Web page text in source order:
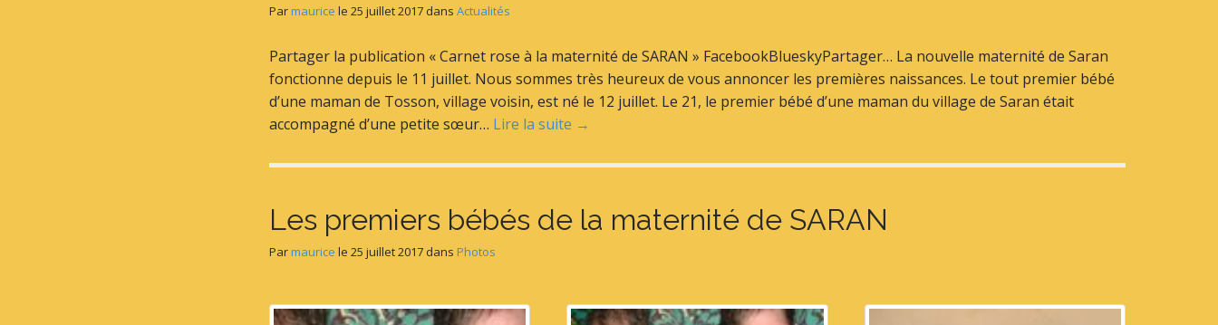
Parmaurice le25 juillet 2017 dansActualités
Partager la publication « Carnet rose à la maternité de SARAN » FacebookBlueskyPartager… La nouvelle maternité de Saran
fonctionne depuis le 11 juillet. Nous sommes très heureux de vous annoncer les premières naissances. Le tout premier bébé
d’une maman de Tosson, village voisin, est né le 12 juillet. Le 21, le premier bébé d’une maman du village de Saran était
accompagné d’une petite sœur… Lire la suite →
Les premiers bébés de la maternité de SARAN
Parmaurice le25 juillet 2017 dansPhotos